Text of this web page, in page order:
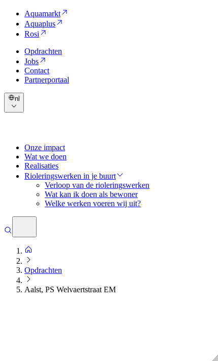
Aquamarkt
Aquaplus
Rosi
Opdrachten
Jobs
Contact
Partnerportaal
nl
Onze impact
Wat we doen
Realisaties
Rioleringswerken in je buurt
Verloop van de rioleringswerken
Wat kan ik doen als bewoner
Welke werken voeren wij uit?
Opdrachten
Aalst, PS Welvaertstraat EM